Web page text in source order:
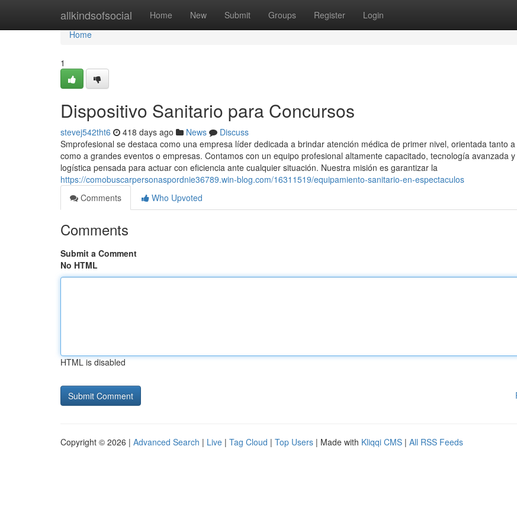
allkindsofsocial Home New Submit Groups Register Login
Home
Home
1
Dispositivo Sanitario para Concursos
stevej542tht6 418 days ago News
Discuss
Smprofesional se destaca como una empresa líder dedicada a brindar atención médica de primer nivel, orientada tanto
como a grandes eventos o empresas. Contamos con un equipo profesional altamente capacitado, tecnología avanzada
logística pensada para actuar con eficiencia ante cualquier situación. Nuestra misión es garantizar la
https://comobuscarpersonaspordnie36789.win-blog.com/16311519/equipamiento-sanitario-en-espectaculos
Comments
Who Upvoted
Comments
Submit a Comment
No HTML
HTML is disabled
Copyright © 2026 | Advanced Search | Live | Tag Cloud | Top Users | Made with Kliqqi CMS | All RSS Feeds